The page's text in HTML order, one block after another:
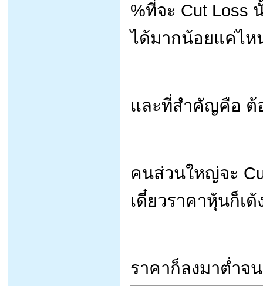
%ที่จะ Cut Loss
ได้มากน้อยแค่ไห
และที่สำคัญคือ ต้
คนส่วนใหญ่จะ
เดี๋ยวราคาหุ้นก็เ
ราคาก็ลงมาต่ำจ